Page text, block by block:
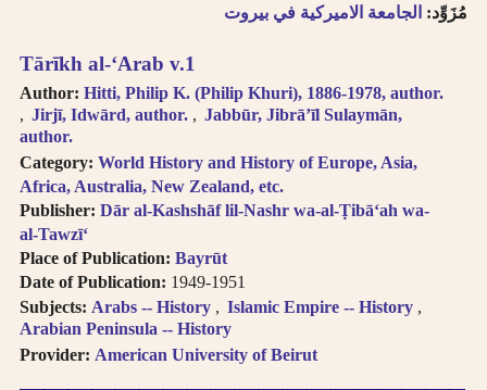
without the definite
article “Al-“.
Diacritics on the
last letter of a word
are not included, i.e.
search for al-Kabir
not al-Kabiru.
Feminine
possessive suffix
appears as -
iyah and not as -
iyyah, i.e. search for
Hanafiyah.
Tanwīn al-Fatḥ is
Tārīkh al-ʻArab v.1
Author: Hitti, Philip K. (Philip Khuri), 1886-1978, author.
Jirjī, Idwārd, author.
Jabbūr, Jibrāʼīl Sulaymān,
author.
Category: World History and History of Europe, Asia,
Africa, Australia, New Zealand, etc.
Publisher: Dār al-Kashshāf lil-Nashr wa-al-Ṭibā‘ah wa-
al-Tawzī‘
Place of Publication: Bayrūt
Date of Publication: 1949-1951
Subjects: Arabs -- History
Islamic Empire -- History
Arabian Peninsula -- History
Provider: American University of Beirut
مُزَوِّد: الجامعة الاميركية في بيروت